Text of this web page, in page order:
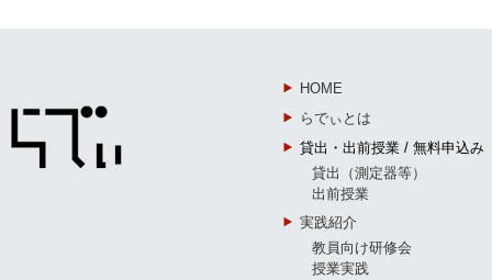
HOME
らでぃとは
貸出・出前授業 / 無料申込み
貸出（測定器等）
出前授業
実践紹介
教員向け研修会
授業実践